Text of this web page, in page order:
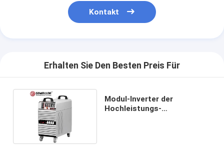
Kontakt
Erhalten Sie Den Besten Preis Für
Modul-Inverter der
Hochleistungs-